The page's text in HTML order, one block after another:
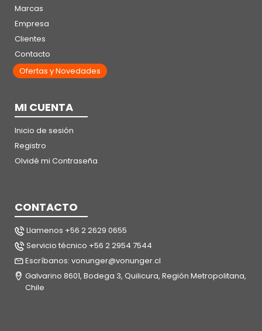
Marcas
Empresa
Clientes
Contacto
Ofertas y Novedades
MI CUENTA
Inicio de sesión
Registro
Olvidé mi Contraseña
CONTACTO
Llamenos +56 2 2629 0655
Servicio técnico +56 2 2954 7544
Escríbanos: vonunger@vonunger.cl
Galvarino 8601, Bodega 3, Quilicura, Región Metropolitana,
Chile